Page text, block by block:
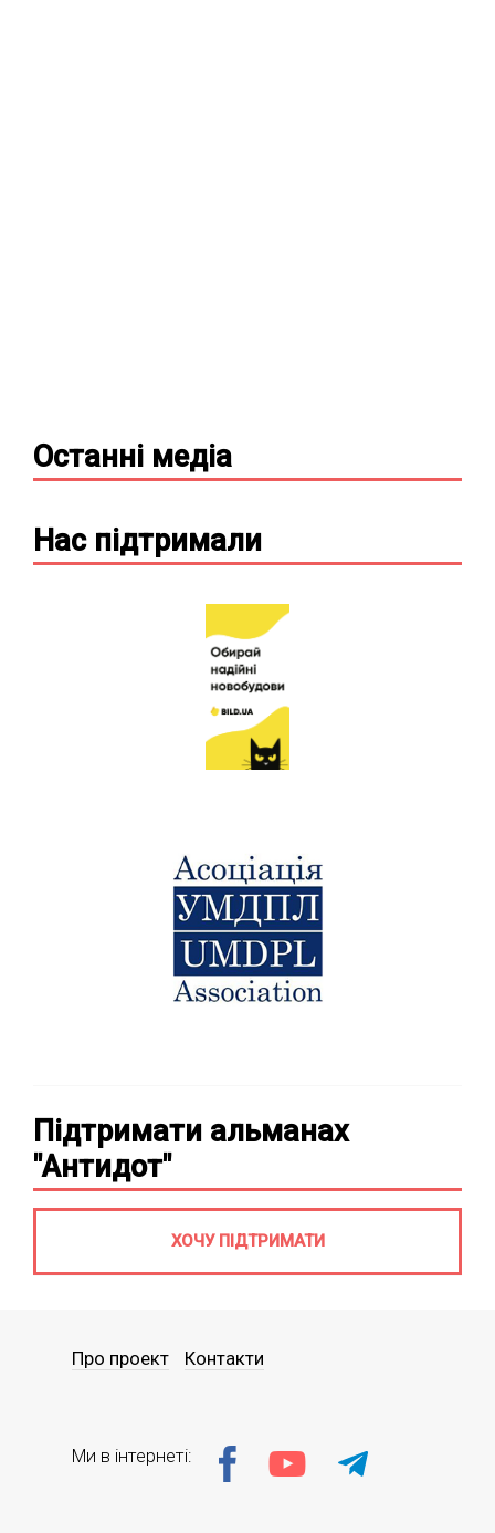
Останні медіа
Нас підтримали
Підтримати альманах
"Антидот"
ХОЧУ ПІДТРИМАТИ
Про проект Контакти
Ми в інтернеті: